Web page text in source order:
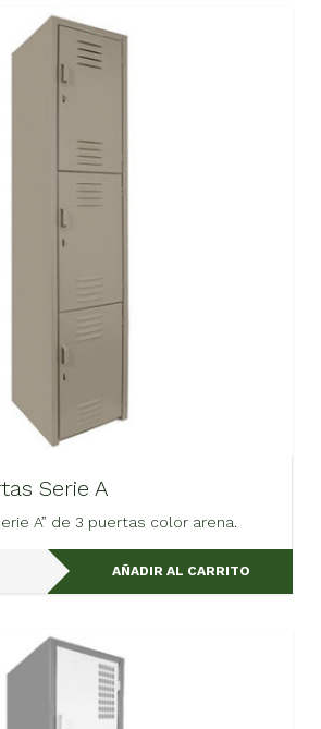
Serie A
A” de 3 puertas color arena.
AÑADIR AL CARRITO